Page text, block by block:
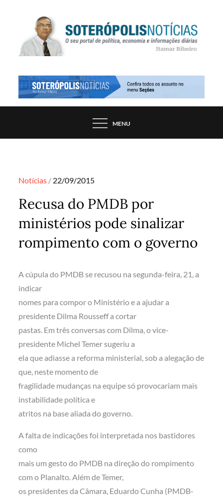
SOTERÓPOLIS NOTÍCIAS
PORTAL DE NOTÍCIAS DE SALVADOR E
MENU
Notícias Posted
22/09/2015
Recusa do PMDB por
ministérios pode sinalizar
rompimento com o governo
A cúpula do PMDB se recusou na segunda-feira, 21, a
indicar
nomes para compor o Ministério e a ajudar a
presidente Dilma Rousseff a cortar
pastas. Em três conversas com Dilma, o vice-
presidente Michel Temer sugeriu a
ela que adiasse a reforma ministerial, sob a alegação de
que, neste momento de
fragilidade mudanças na equipe só provocariam mais
instabilidade política e
atritos na base aliada do governo.
A falta de indicações foi interpretada nos bastidores
como
mais um gesto do PMDB na direção do rompimento
com o Planalto. Além de Temer,
os presidentes da Câmara, Eduardo Cunha (PMDB-